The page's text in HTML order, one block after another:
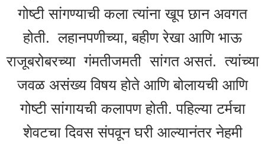
गोष्टी सांगण्याची कला त्यांना खूप छान अवगत
होती. लहानपणीच्या, बहीण रेखा आणि भाऊ
राजूबरोबरच्या गंमतीजमती सांगत असतं. त्यांच्या
जवळ असंख्य विषय होते आणि बोलायची आणि
गोष्टी सांगायची कलापण होती. पहिल्या टर्मचा
शेवटचा दिवस संपवून घरी आल्यानंतर नेहमी